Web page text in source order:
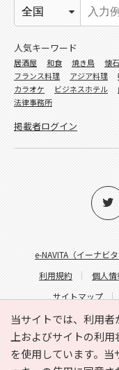
当サイトでは、利用
上およびサイトの利
を使用しています。
e-NAVITA（イーナビ
利用規約
個人
サイトマップ
サイト
人気キーワード
居酒屋 和食 焼き鳥 懐
フランス料理
アジア料理
カラオケ
ビジネスホテル
法律事務所
掲載者ログイン